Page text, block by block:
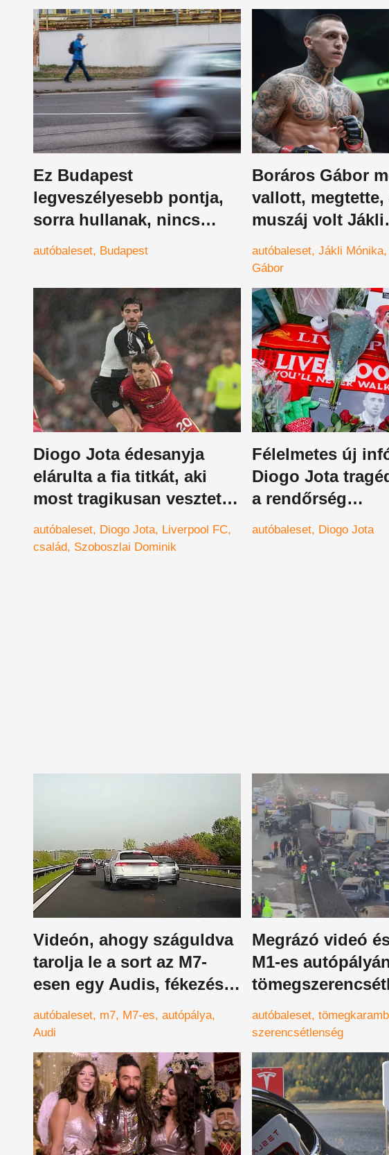
Ez Budapest
legveszélyesebb pontja,
sorra hullanak, nincs
menekvés, megrázó videó
autóbaleset Budapest
Boráros Gábor
vallott, megtette,
muszáj volt Jákli
Mónikával
autóbaleset Jákli Mónika
Gábor
Diogo Jota édesanyja
elárulta a fia titkát, aki
most tragikusan vesztette
életét az öccsével
autóbaleset Diogo Jota Liverpool FC
család Szoboszlai Dominik
Félelmetes új
Diogo Jota
a rendőrség
nyilvánosságra
rendkívüli
autóbaleset Diogo Jota
Videón, ahogy száguldva
tarolja le a sort az M7-
esen egy Audis, fékezés
nélkül csapódott a többi
autó közé
autóbaleset m7 M7-es autópálya
Audi
Megrázó videó
M1-es
autóbaleset
szerencsétlenség